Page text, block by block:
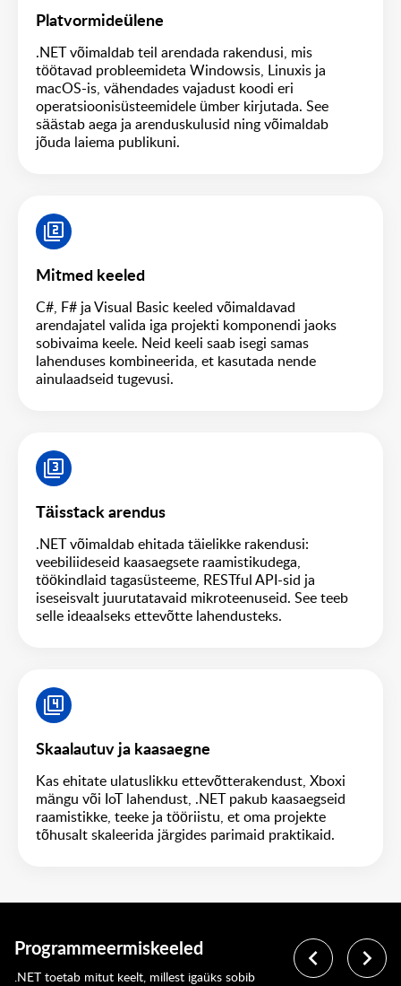
Platvormideülene
.NET võimaldab teil arendada rakendusi, mis
töötavad probleemideta Windowsis, Linuxis ja
macOS-is, vähendades vajadust koodi eri
operatsioonisüsteemidele ümber kirjutada. See
säästab aega ja arenduskulusid ning võimaldab
jõuda laiema publikuni.
Mitmed keeled
C#, F# ja Visual Basic keeled võimaldavad
arendajatel valida iga projekti komponendi jaoks
sobivaima keele. Neid keeli saab isegi samas
lahenduses kombineerida, et kasutada nende
ainulaadseid tugevusi.
Täisstack arendus
.NET võimaldab ehitada täielikke rakendusi:
veebiliideseid kaasaegsete raamistikudega,
töökindlaid tagasüsteeme, RESTful API-sid ja
iseseisvalt juurutatavaid mikroteenuseid. See teeb
selle ideaalseks ettevõtte lahendusteks.
Skaalautuv ja kaasaegne
Kas ehitate ulatuslikku ettevõtterakendust, Xboxi
mängu või IoT lahendust, .NET pakub kaasaegseid
raamistikke, teeke ja tööriistu, et oma projekte
tõhusalt skaleerida järgides parimaid praktikaid.
Programmeermiskeeled
.NET toetab mitut keelt, millest igaüks sobib